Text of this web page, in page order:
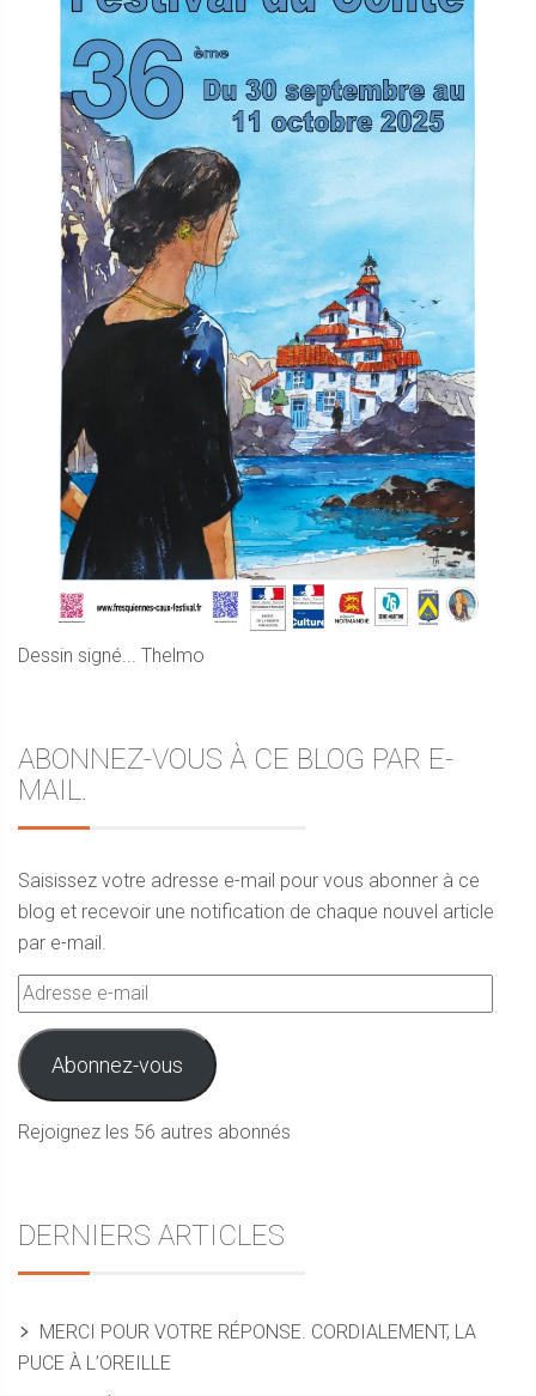
Dessin signé... Thelmo
ABONNEZ-VOUS À CE BLOG PAR E-
MAIL.
Saisissez votre adresse e-mail pour vous abonner à ce
blog et recevoir une notification de chaque nouvel article
par e-mail.
Adresse
e-
mail
Abonnez-vous
Rejoignez les 56 autres abonnés
DERNIERS ARTICLES
MERCI POUR VOTRE RÉPONSE. CORDIALEMENT, LA
PUCE À L’OREILLE